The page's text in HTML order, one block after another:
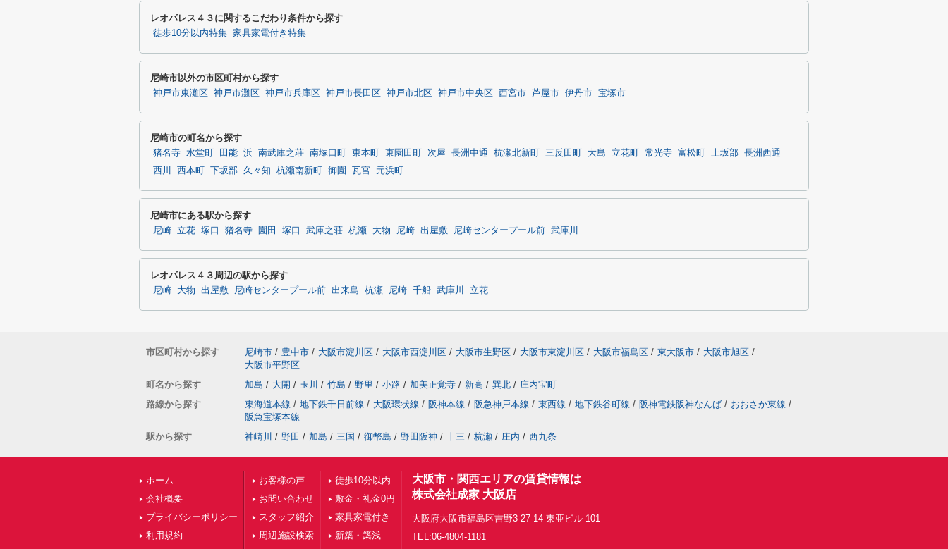
レオパレス４３に関するこだわり条件から探す
徒歩10分以内特集 家具家電付き特集
尼崎市以外の市区町村から探す
神戸市東灘区 神戸市灘区 神戸市兵庫区 神戸市長田区 神戸市北区 神戸市中央区 西宮市 芦屋市 伊丹市 宝塚市
尼崎市の町名から探す
猪名寺 水堂町 田能 浜 南武庫之荘 南塚口町 東本町 東園田町 次屋 長洲中通 杭瀬北新町 三反田町 大島 立花町 常光寺 富松町 上坂部 長洲西通
西川
西本町 下坂部 久々知 杭瀬南新町 御園 瓦宮 元浜町
尼崎市にある駅から探す
尼崎 立花 塚口 猪名寺 園田 塚口 武庫之荘 杭瀬 大物 尼崎 出屋敷 尼崎センタープール前 武庫川
レオパレス４３周辺の駅から探す
尼崎 大物 出屋敷 尼崎センタープール前 出来島 杭瀬 尼崎 千船 武庫川 立花
市区町村から探す 尼崎市 / 豊中市 / 大阪市淀川区 / 大阪市西淀川区 / 大阪市生野区 / 大阪市東淀川区 / 大阪市福島区 / 東大阪市 / 大阪市旭区 /
大阪市平野区
町名から探す
加島 / 大開 / 玉川 / 竹島 / 野里 / 小路 / 加美正覚寺 / 新高 / 巽北 / 庄内宝町
路線から探す
東海道本線 / 地下鉄千日前線 / 大阪環状線 / 阪神本線 / 阪急神戸本線 / 東西線 / 地下鉄谷町線 / 阪神電鉄阪神なんば / おおさか東線 /
阪急宝塚本線
駅から探す
神崎川 / 野田 / 加島 / 三国 / 御幣島 / 野田阪神 / 十三 / 杭瀬 / 庄内 / 西九条
ホーム
会社概要
プライバシーポリシー
利用規約
お客様の声
お問い合わせ
スタッフ紹介
周辺施設検索
徒歩10分以内
敷金・礼金0円
家具家電付き
新築・築浅
大阪市・関西エリアの賃貸情報は
株式会社成家 大阪店
大阪府大阪市福島区吉野3-27-14 東亜ビル 101
TEL:06-4804-1181